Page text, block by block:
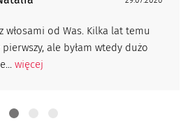
włosami od Was. Kilka lat temu
ale byłam wtedy dużo
więcej